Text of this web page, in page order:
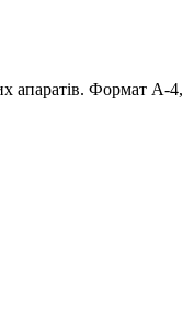
апаратів. Формат А-4,